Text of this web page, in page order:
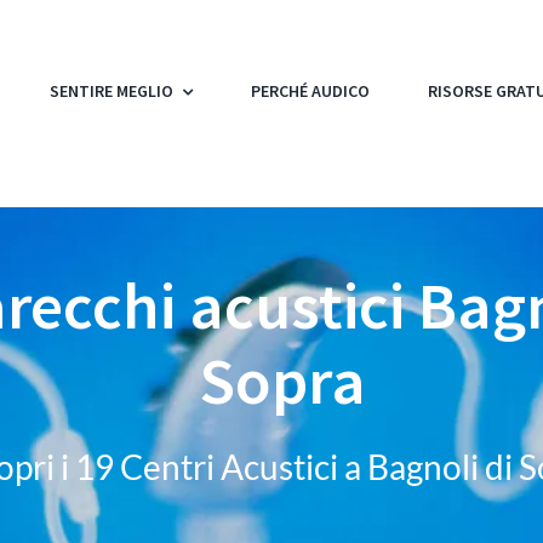
SENTIRE MEGLIO PERCHÉ AUDICO RISORSE
acustici
Sopra
i 19 Centri Acustici a Bagnoli di